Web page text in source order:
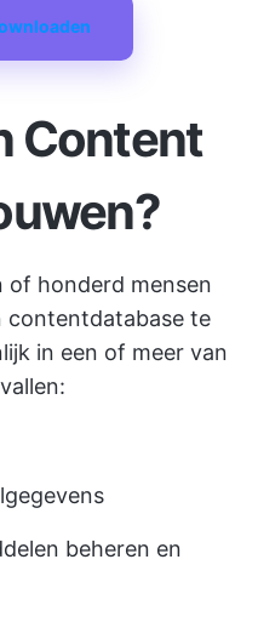
Content
of honderd mensen
contentdatabase te
in een of meer van
beheren en